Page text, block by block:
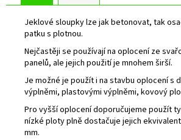
Jeklové sloupky lze jak betonovat, tak
patku s plotnou.
Nejčastěji se používají na oplocení ze
panelů, ale jejich použití je mnohem širší.
Je možné je použít i na stavbu oplocení s
výplněmi, plastovými výplněmi, kovový
Pro vyšší oplocení doporučujeme použít
nízké ploty plně dostačuje jejich
mm.
V.2000
PŘÍČNÍKEM
PRO
POHON
616